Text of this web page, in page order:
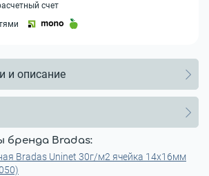
счет
и описание
бренда Bradas:
Bradas Uninet 30г/м2 ячейка 14х16мм